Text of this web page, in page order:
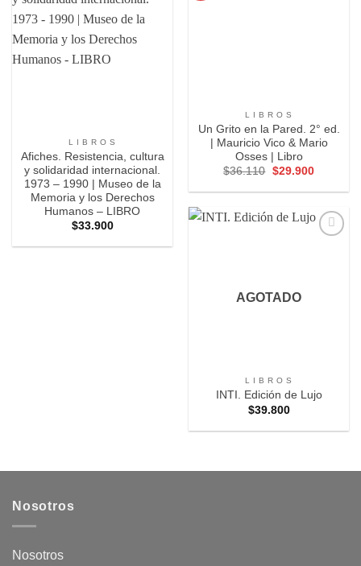
L I B R O S
Un Grito en la Pared. 2° ed.
| Mauricio Vico & Mario
Osses | Libro
$36.110 El
original
$36.110.
$29.900El
actual
$29.900.
a
L I B R O S
Afiches. Resistencia, cultura
y solidaridad internacional.
1973 – 1990 | Museo de la
Memoria y los Derechos
Humanos – LIBRO
$33.900
AGOTADO
L I B R O S
INTI. Edición de Lujo
$39.800
Nosotros
Nosotros